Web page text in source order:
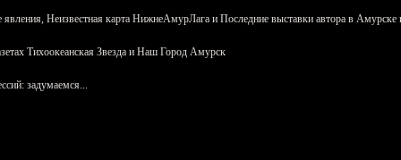
Неизвестная карта НижнеАмурЛага и Последние выставки автора в Амурске
Тихоокеанская Звезда и Наш Город Амурск
задумаемся...